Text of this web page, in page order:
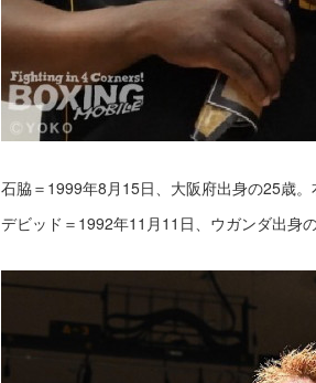
石脇＝1999年8月15日、大阪府出身の25歳
デビッド＝1992年11月11日、ウガンダ出身